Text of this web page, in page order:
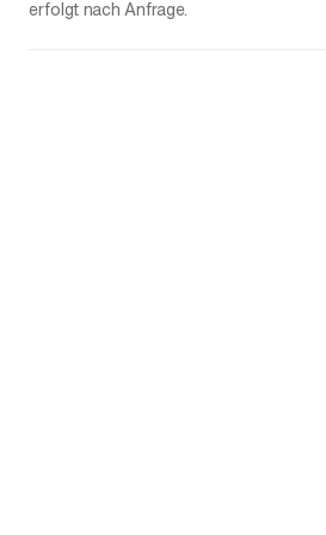
erfolgt nach Anfrage.